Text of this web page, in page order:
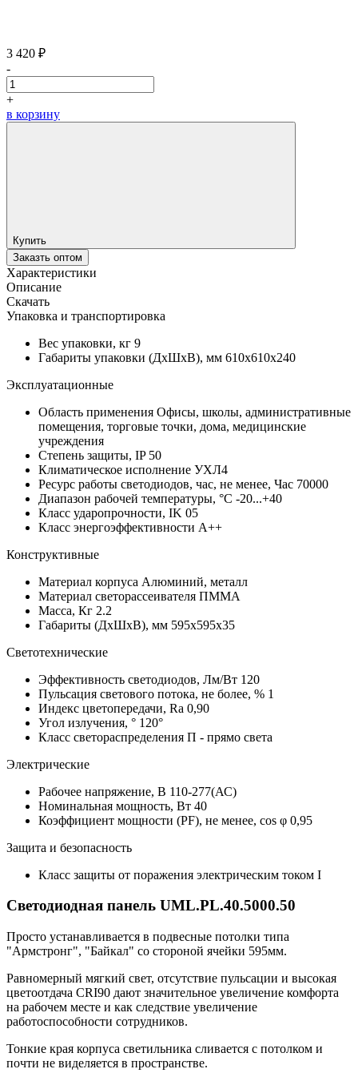
3 420 ₽
-
+
в корзину
Купить
Заказть оптом
Характеристики
Описание
Скачать
Упаковка и транспортировка
Вес упаковки, кг 9
Габариты упаковки (ДхШхВ), мм 610х610х240
Эксплуатационные
Область применения Офисы, школы, административные
помещения, торговые точки, дома, медицинские
учреждения
Степень защиты, IP 50
Климатическое исполнение УХЛ4
Ресурс работы светодиодов, час, не менее, Час 70000
Диапазон рабочей температуры, °С -20...+40
Класс ударопрочности, IK 05
Класс энергоэффективности A++
Конструктивные
Материал корпуса Алюминий, металл
Материал светорассеивателя ПММА
Масса, Кг 2.2
Габариты (ДхШхВ), мм 595x595x35
Светотехнические
Эффективность светодиодов, Лм/Вт 120
Пульсация светового потока, не более, % 1
Индекс цветопередачи, Ra 0,90
Угол излучения, ° 120°
Класс светораспределения П - прямо света
Электрические
Рабочее напряжение, В 110-277(АС)
Номинальная мощность, Вт 40
Коэффициент мощности (PF), не менее, cos φ 0,95
Защита и безопасность
Класс защиты от поражения электрическим током I
Светодиодная панель UML.PL.40.5000.50
Просто устанавливается в подвесные потолки типа
"Армстронг", "Байкал" со стороной ячейки 595мм.
Равномерный мягкий свет, отсутствие пульсации и высокая
цветоотдача CRI90 дают значительное увеличение комфорта
на рабочем месте и как следствие увеличение
работоспособности сотрудников.
Тонкие края корпуса светильника сливается с потолком и
почти не виделяется в пространстве.